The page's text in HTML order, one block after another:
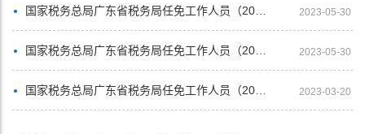
国家税务总局广东省税务局任免工作人员（2023年3月） 2023-05-30
国家税务总局广东省税务局任免工作人员（2023年2月） 2023-05-30
国家税务总局广东省税务局任免工作人员（2022年12月） 2023-03-20